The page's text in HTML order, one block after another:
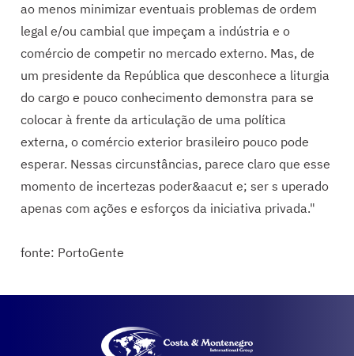
ao menos minimizar eventuais problemas de ordem
legal e/ou cambial que impeçam a indústria e o
comércio de competir no mercado externo. Mas, de
um presidente da República que desconhece a liturgia
do cargo e pouco conhecimento demonstra para se
colocar à frente da articulação de uma política
externa, o comércio exterior brasileiro pouco pode
esperar. Nessas circunstâncias, parece claro que esse
momento de incertezas poder&aacut e; ser s uperado
apenas com ações e esforços da iniciativa privada."
fonte: PortoGente